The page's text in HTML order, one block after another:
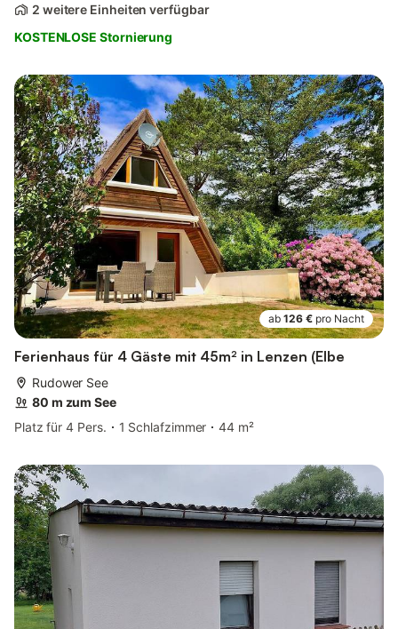
2 weitere Einheiten verfügbar
KOSTENLOSE Stornierung
ab 126 € pro Nacht
Ferienhaus für 4 Gäste mit 45m² in Lenzen (Elbe
Rudower See
80 m zum See
Platz für 4 Pers.
1 Schlafzimmer 44 m²